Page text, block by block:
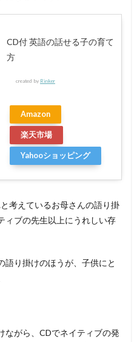
CD付 英語の話せる子の育て
方
created by Rinker
Amazon
楽天市場
Yahooショッピング
考えているお母さんの語り掛
ィブの先生以上にうれしい存
語り掛けのほうが、子供にと
ながら、CDでネイティブの発